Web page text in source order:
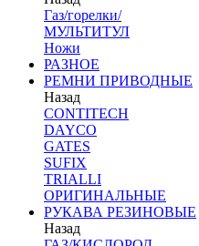
Газ/горелки/
МУЛЬТИТУЛ
Ножи
РАЗНОЕ
РЕМНИ ПРИВОДНЫЕ
Назад
CONTITECH
DAYCO
GATES
SUFIX
TRIALLI
ОРИГИНАЛЬНЫЕ
РУКАВА РЕЗИНОВЫЕ
Назад